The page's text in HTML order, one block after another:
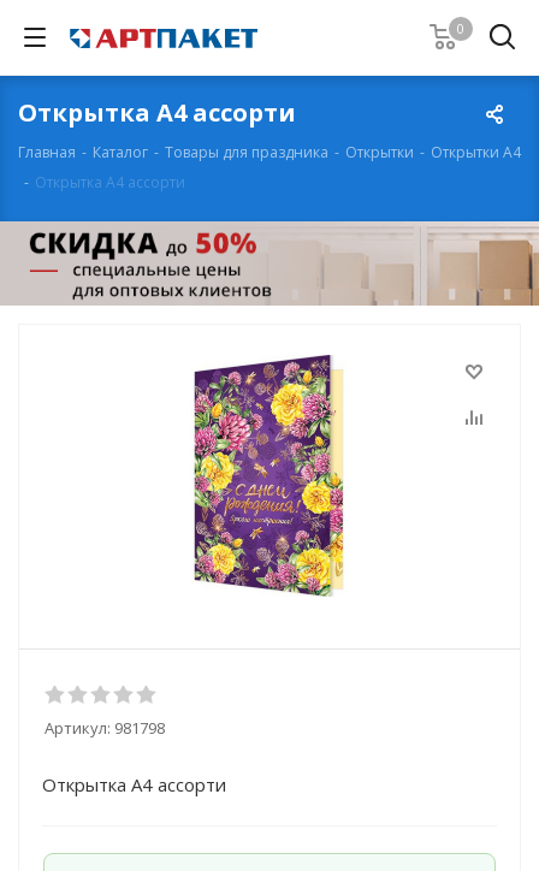
0
Открытка А4 ассорти
Главная - Каталог - Товары для праздника - Открытки - Открытки А4
- Открытка А4 ассорти
Артикул: 981798
Открытка А4 ассорти